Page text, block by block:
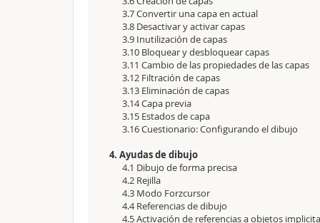
3.7 Convertir una capa en actual
3.8 Desactivar y activar capas
3.9 Inutilización de capas
3.10 Bloquear y desbloquear capas
3.11 Cambio de las propiedades de las capas
3.12 Filtración de capas
3.13 Eliminación de capas
3.14 Capa previa
3.15 Estados de capa
3.16 Cuestionario: Configurando el dibujo
4. Ayudas de dibujo
4.1 Dibujo de forma precisa
4.2 Rejilla
4.3 Modo Forzcursor
4.4 Referencias de dibujo
4.5 Activación de referencias a objetos